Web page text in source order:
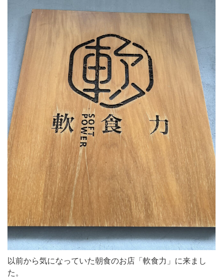
以前から気になっていた朝食のお店「軟食力」に来まし
た。